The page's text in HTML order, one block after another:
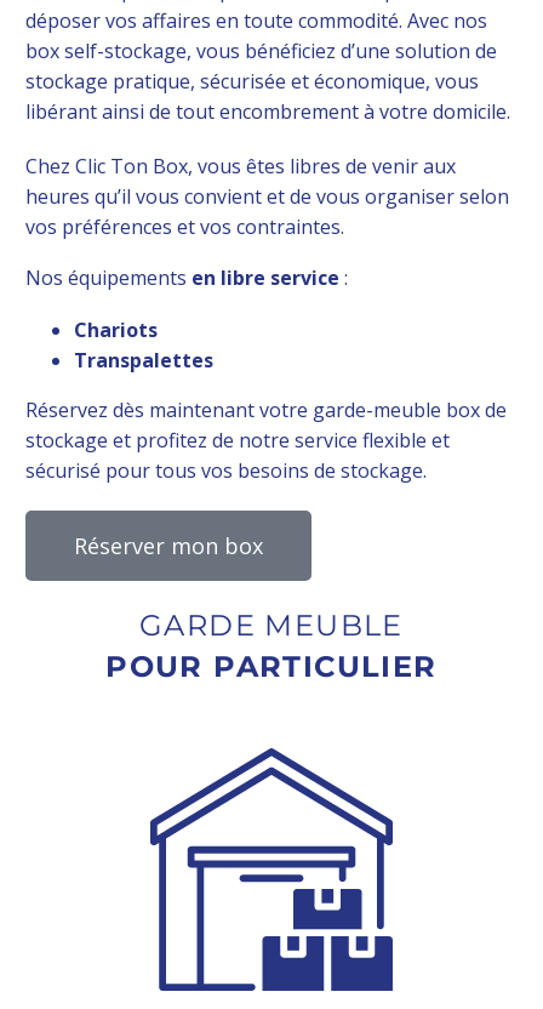
déposer vos affaires en toute commodité. Avec nos
box self-stockage, vous bénéficiez d’une solution de
stockage pratique, sécurisée et économique, vous
libérant ainsi de tout encombrement à votre domicile.
Chez Clic Ton Box, vous êtes libres de venir aux
heures qu’il vous convient et de vous organiser selon
vos préférences et vos contraintes.
Nos équipements en libre service :
Chariots
Transpalettes
Réservez dès maintenant votre garde-meuble box de
stockage et profitez de notre service flexible et
sécurisé pour tous vos besoins de stockage.
Réserver mon box
GARDE MEUBLE
POUR PARTICULIER